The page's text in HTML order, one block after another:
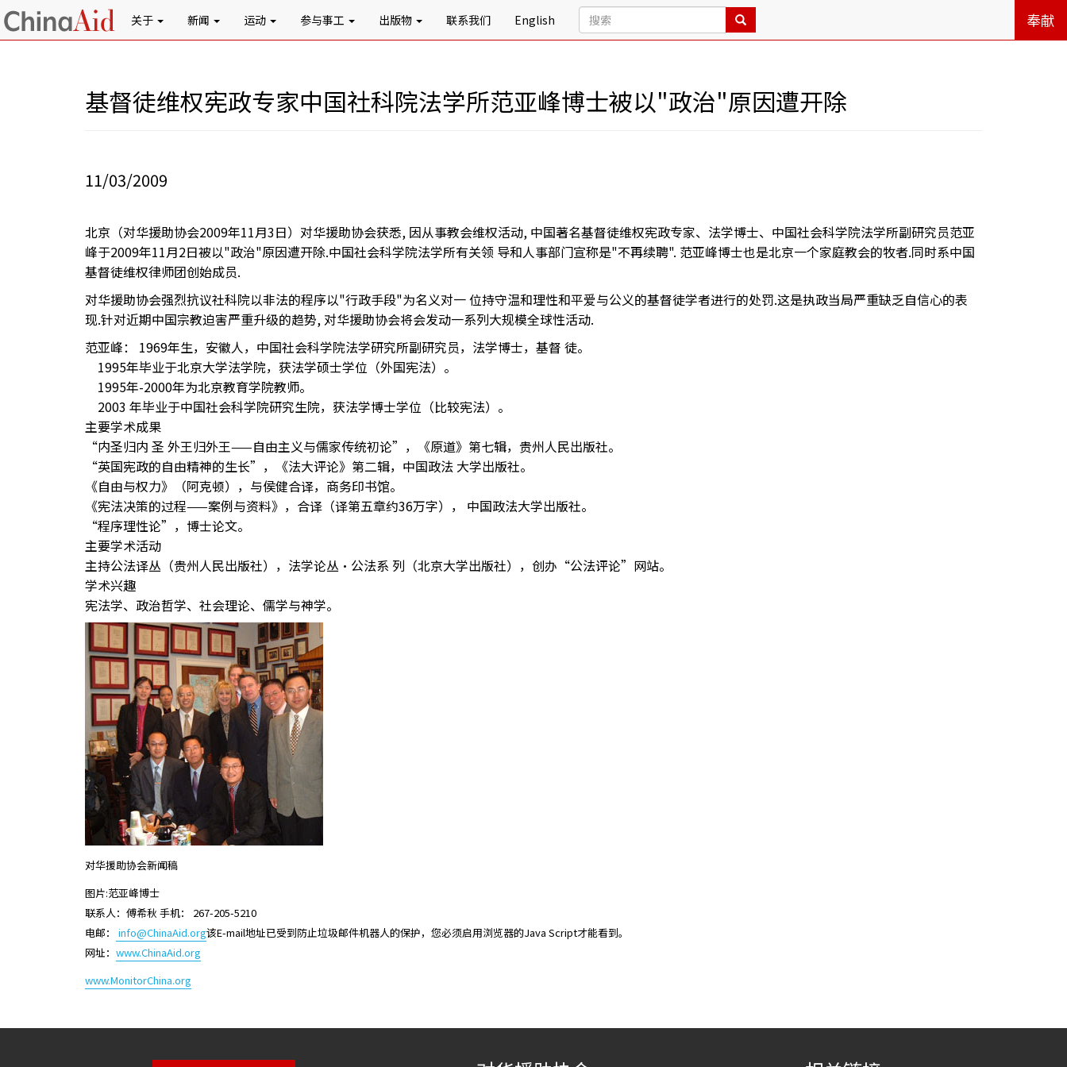
关于 新闻 运动 参与事工 出版物 联系我们 English 奉献
基督徒维权宪政专家中国社科院法学所范亚峰博士被以"政治"原因遭开除
11/03/2009
北京（对华援助协会2009年11月3日）对华援助协会获悉, 因从事教会维权活动, 中国著名基督徒维权宪政专家、法学博士、中国社会科学院法学所副研究员范亚
峰于2009年11月2日被以"政治"原因遭开除.中国社会科学院法学所有关领 导和人事部门宣称是"不再续聘". 范亚峰博士也是北京一个家庭教会的牧者.同时系中国
基督徒维权律师团创始成员.
对华援助协会强烈抗议社科院以非法的程序以"行政手段"为名义对一 位持守温和理性和平爱与公义的基督徒学者进行的处罚.这是执政当局严重缺乏自信心的表
现.针对近期中国宗教迫害严重升级的趋势, 对华援助协会将会发动一系列大规模全球性活动.
范亚峰： 1969年生，安徽人，中国社会科学院法学研究所副研究员，法学博士，基督 徒。
1995年毕业于北京大学法学院，获法学硕士学位（外国宪法）。
1995年-2000年为北京教育学院教师。
2003 年毕业于中国社会科学院研究生院，获法学博士学位（比较宪法）。
主要学术成果
“内圣归内 圣 外王归外王——自由主义与儒家传统初论”，《原道》第七辑，贵州人民出版社。
“英国宪政的自由精神的生长”，《法大评论》第二辑，中国政法 大学出版社。
《自由与权力》（阿克顿），与侯健合译，商务印书馆。
《宪法决策的过程——案例与资料》，合译（译第五章约36万字）， 中国政法大学出版社。
“程序理性论”，博士论文。
主要学术活动
主持公法译丛（贵州人民出版社），法学论丛•公法系 列（北京大学出版社），创办“公法评论”网站。
学术兴趣
宪法学、政治哲学、社会理论、儒学与神学。
对华援助协会新闻稿
图片:范亚峰博士
联系人：傅希秋 手机： 267-205-5210
电邮：
info@ChinaAid.org该E-mail地址已受到防止垃圾邮件机器人的保护，您必须启用浏览器的Java Script才能看到。
网址： www.ChinaAid.org
www.MonitorChina.org